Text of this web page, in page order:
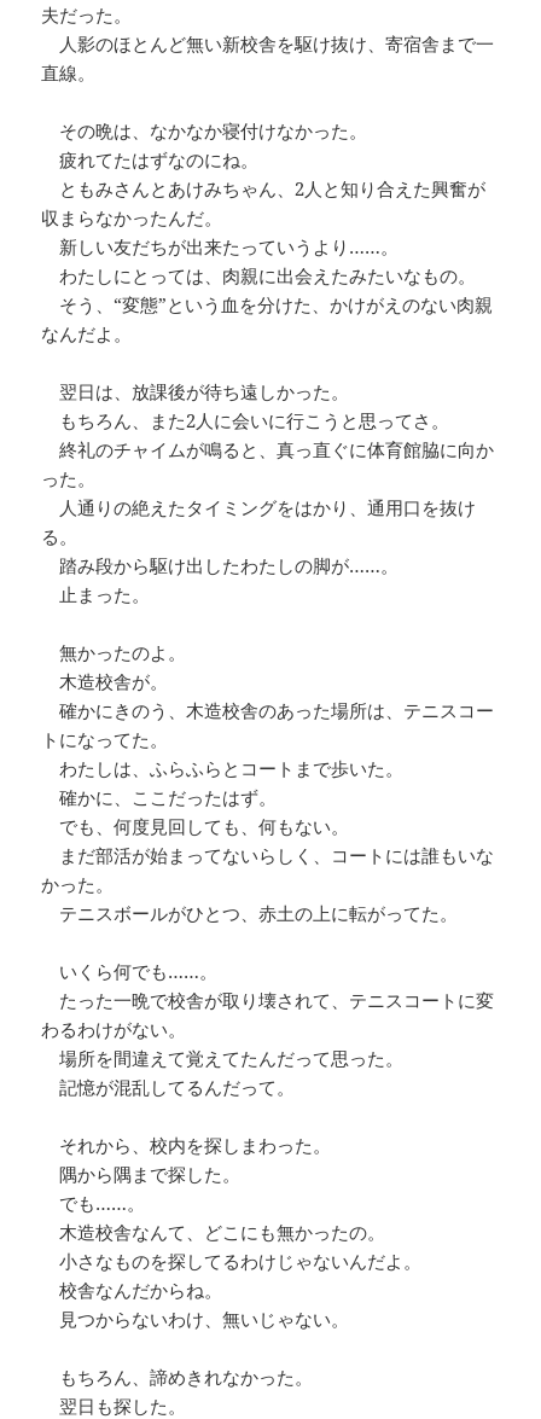
夫だった。
人影のほとんど無い新校舎を駆け抜け、寄宿舎まで一
直線。
その晩は、なかなか寝付けなかった。
疲れてたはずなのにね。
ともみさんとあけみちゃん、2人と知り合えた興奮が
収まらなかったんだ。
新しい友だちが出来たっていうより……。
わたしにとっては、肉親に出会えたみたいなもの。
そう、“変態”という血を分けた、かけがえのない肉親
なんだよ。
翌日は、放課後が待ち遠しかった。
もちろん、また2人に会いに行こうと思ってさ。
終礼のチャイムが鳴ると、真っ直ぐに体育館脇に向か
った。
人通りの絶えたタイミングをはかり、通用口を抜け
る。
踏み段から駆け出したわたしの脚が……。
止まった。
無かったのよ。
木造校舎が。
確かにきのう、木造校舎のあった場所は、テニスコー
トになってた。
わたしは、ふらふらとコートまで歩いた。
確かに、ここだったはず。
でも、何度見回しても、何もない。
まだ部活が始まってないらしく、コートには誰もいな
かった。
テニスボールがひとつ、赤土の上に転がってた。
いくら何でも……。
たった一晩で校舎が取り壊されて、テニスコートに変
わるわけがない。
場所を間違えて覚えてたんだって思った。
記憶が混乱してるんだって。
それから、校内を探しまわった。
隅から隅まで探した。
でも……。
木造校舎なんて、どこにも無かったの。
小さなものを探してるわけじゃないんだよ。
校舎なんだからね。
見つからないわけ、無いじゃない。
もちろん、諦めきれなかった。
翌日も探した。